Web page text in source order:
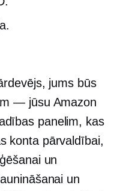
jums būs
— jūsu Amazon
panelim, kas
konta pārvaldībai,
un
un